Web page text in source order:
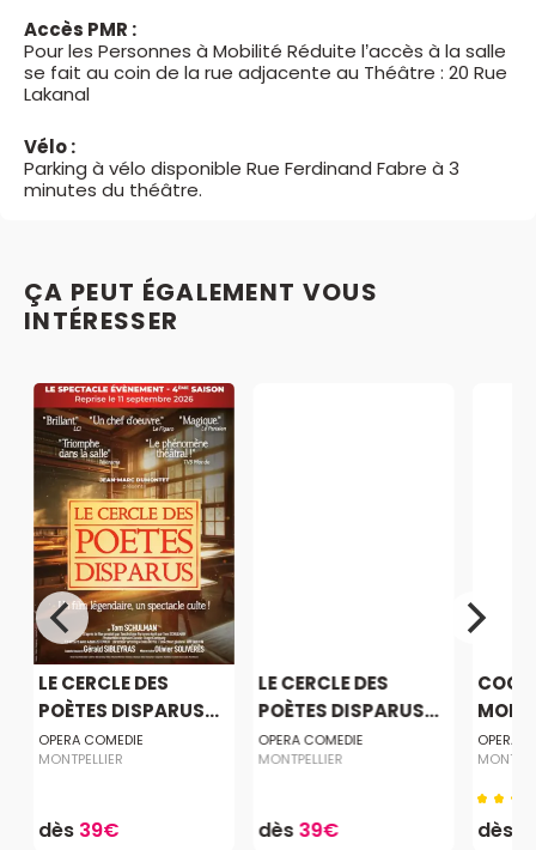
Accès PMR :
Pour les Personnes à Mobilité Réduite l’accès à la salle
se fait au coin de la rue adjacente au Théâtre : 20 Rue
Lakanal
Vélo :
Parking à vélo disponible Rue Ferdinand Fabre à 3
minutes du théâtre.
ÇA PEUT ÉGALEMENT VOUS
INTÉRESSER
LE CERCLE DES
POÈTES DISPARUS...
OPERA COMEDIE
MONTPELLIER
dès 39€
LE CERCLE DES
POÈTES DISPARUS...
OPERA COMEDIE
MONTPELLIER
dès39€
OPERA
dès